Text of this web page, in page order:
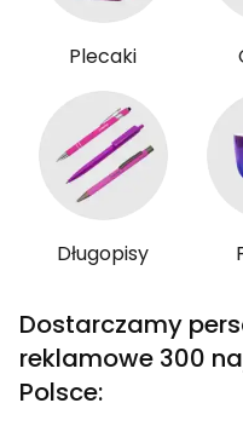
Plecaki
Długopisy
Dostarczamy
reklamowe 300
Polsce: